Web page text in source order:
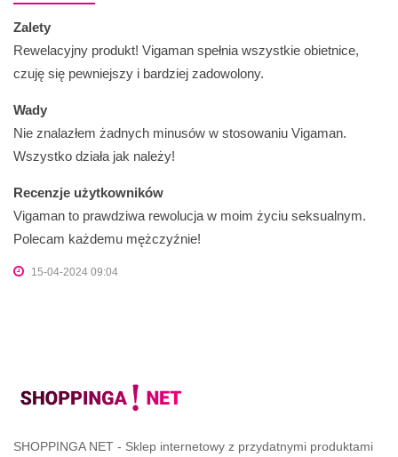
Zalety
Rewelacyjny produkt! Vigaman spełnia wszystkie obietnice,
czuję się pewniejszy i bardziej zadowolony.
Wady
Nie znalazłem żadnych minusów w stosowaniu Vigaman.
Wszystko działa jak należy!
Recenzje użytkowników
Vigaman to prawdziwa rewolucja w moim życiu seksualnym.
Polecam każdemu mężczyźnie!
15-04-2024 09:04
SHOPPINGA NET - Sklep internetowy z przydatnymi produktami